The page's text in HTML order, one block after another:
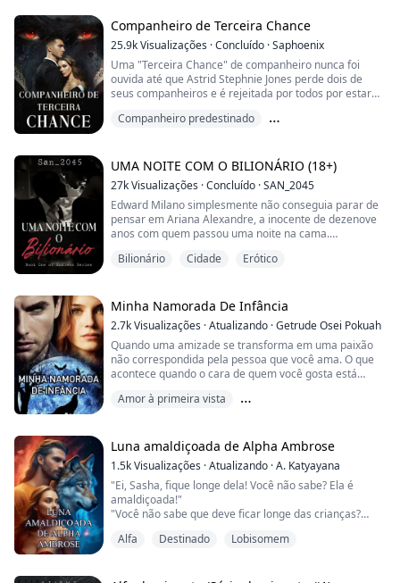
Ela finge aceitar o emprego para se infiltrar na
empresa do s...
Companheiro de Terceira Chance
25.9kVisualizações ·Concluído ·Saphoenix
Uma "Terceira Chance" de companheiro nunca foi
ouvida até que Astrid Stephnie Jones perde dois de
seus companheiros e é rejeitada por todos por estar
de ser feliz e acredita que merece todas as
Enquanto era leiloada por seus pais, ela descobriu que
estava destinada a ...
Companheiro predestinado
UMA NOITE COM O BILIONÁRIO (18+)
27kVisualizações ·Concluído ·SAN_2045
Edward Milano simplesmente não conseguia parar de
pensar em Ariana Alexandre, a inocente de dezenove
anos com quem passou uma noite na cama.
A expressão no rosto dela quando ele disse a ela na
não importa quantas mulheres ele tenha dormido, elas
não conseguiram satisfazê-lo como ela fez.
Avanç...
Bilionário Cidade Erótico
Minha Namorada De Infância
2.7kVisualizações ·Atualizando ·Getrude Osei Pokuah
Quando uma amizade se transforma em uma paixão
não correspondida pela pessoa que você ama. O que
acontece quando o cara de quem você gosta está
outras mulheres? Embarque na jornada de sua amiga
paixão de infância é seu par, mas ela não quer nada
com ...
Amor à primeira vista
Luna amaldiçoada de Alpha Ambrose
1.5kVisualizações ·Atualizando ·A. Katyayana
"Ei, Sasha, fique longe dela! Você não sabe? Ela é
amaldiçoada!"
"Você não sabe que deve ficar longe das crianças?
"Não se esqueça que você é a amaldiçoada."
Alfa Destinado Lobisomem